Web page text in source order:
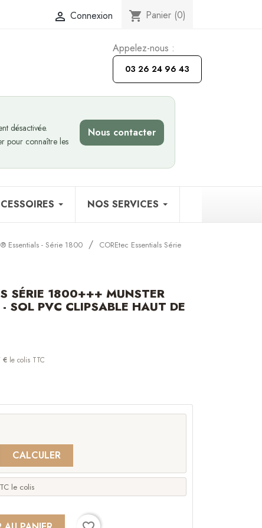
 Connexion shopping_cart Panier (0)
Appelez-nous :
03 26 24 96 43
désactivée.
pour connaître les
Nous contacter
NOS SERVICES
Essentials - Série 1800
COREtec Essentials Série
SÉRIE 1800+++ MUNSTER
PVC CLIPSABLE HAUT DE
€ le colis TTC
CALCULER
le colis